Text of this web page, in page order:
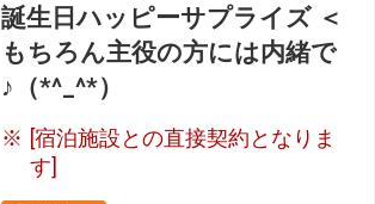
誕生日ハッピーサプライズ ＜
もちろん主役の方には内緒で
♪（*^_^*）
[宿泊施設との直接契約となりま
す]